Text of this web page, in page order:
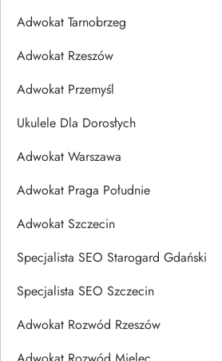
Adwokat Tarnobrzeg
Adwokat Rzeszów
Adwokat Przemyśl
Ukulele Dla Dorosłych
Adwokat Warszawa
Adwokat Praga Południe
Adwokat Szczecin
Specjalista SEO Starogard Gdański
Specjalista SEO Szczecin
Adwokat Rozwód Rzeszów